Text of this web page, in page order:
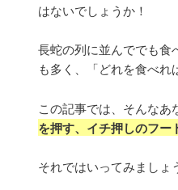
はないでしょうか！
長蛇の列に並んででも食
も多く、「どれを食べれ
この記事では、そんなあ
を押す、イチ押しのフー
それではいってみましょ